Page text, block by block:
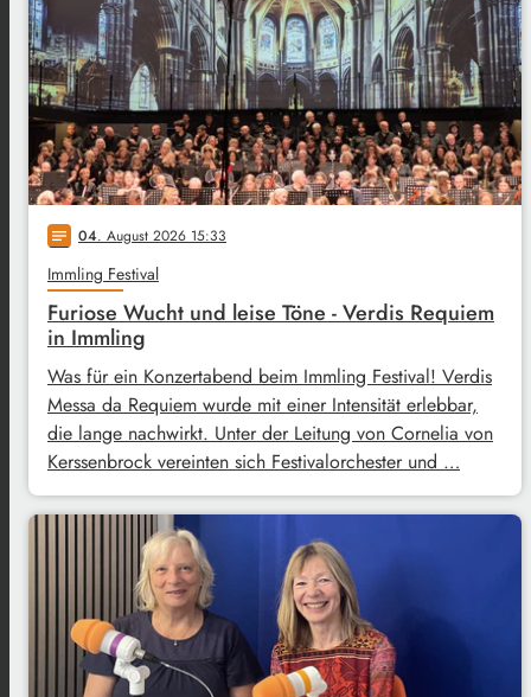
notes 04. August 2026 15:33
Immling Festival
Furiose Wucht und leise Töne - Verdis Requiem
in Immling
Was für ein Konzertabend beim Immling Festival! Verdis
Messa da Requiem wurde mit einer Intensität erlebbar,
die lange nachwirkt. Unter der Leitung von Cornelia von
Kerssenbrock vereinten sich Festivalorchester und …